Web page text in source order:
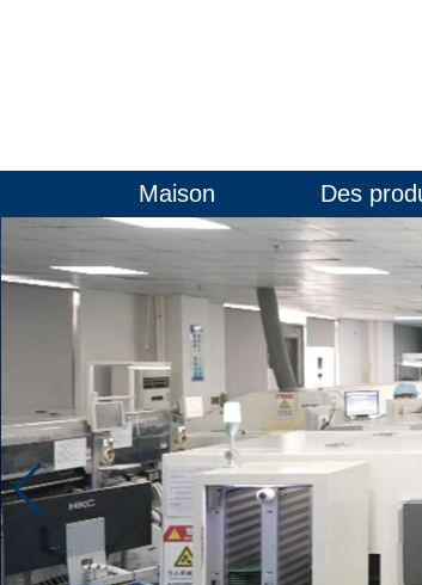
Maison Des